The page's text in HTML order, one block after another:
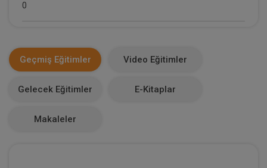
0
0
0
Geçmiş Eğitimler Video Eğitimler
Gelecek Eğitimler E-Kitaplar
Makaleler